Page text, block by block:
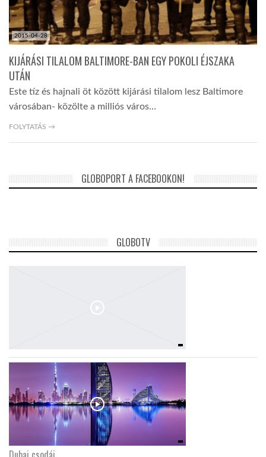
2015-04-28
KIJÁRÁSI TILALOM BALTIMORE-BAN EGY POKOLI ÉJSZAKA
UTÁN
Este tíz és hajnali öt között kijárási tilalom lesz Baltimore
városában- közölte a milliós város…
FOLYTATÁS →
GLOBOPORT A FACEBOOKON!
GLOBOTV